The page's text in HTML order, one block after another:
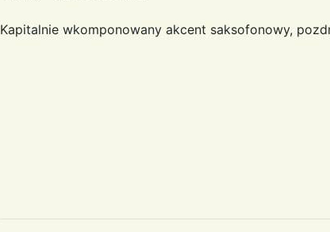
Kapitalnie wkomponowany akcent saksofonowy,